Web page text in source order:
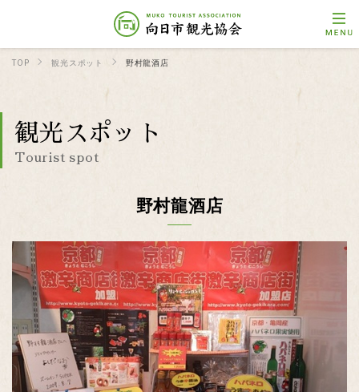
TOP 観光スポット 野村龍酒店
観光スポット
Tourist spot
野村龍酒店